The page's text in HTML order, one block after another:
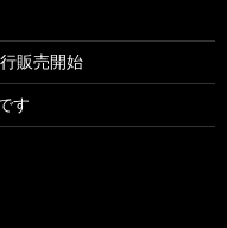
販売開始
す